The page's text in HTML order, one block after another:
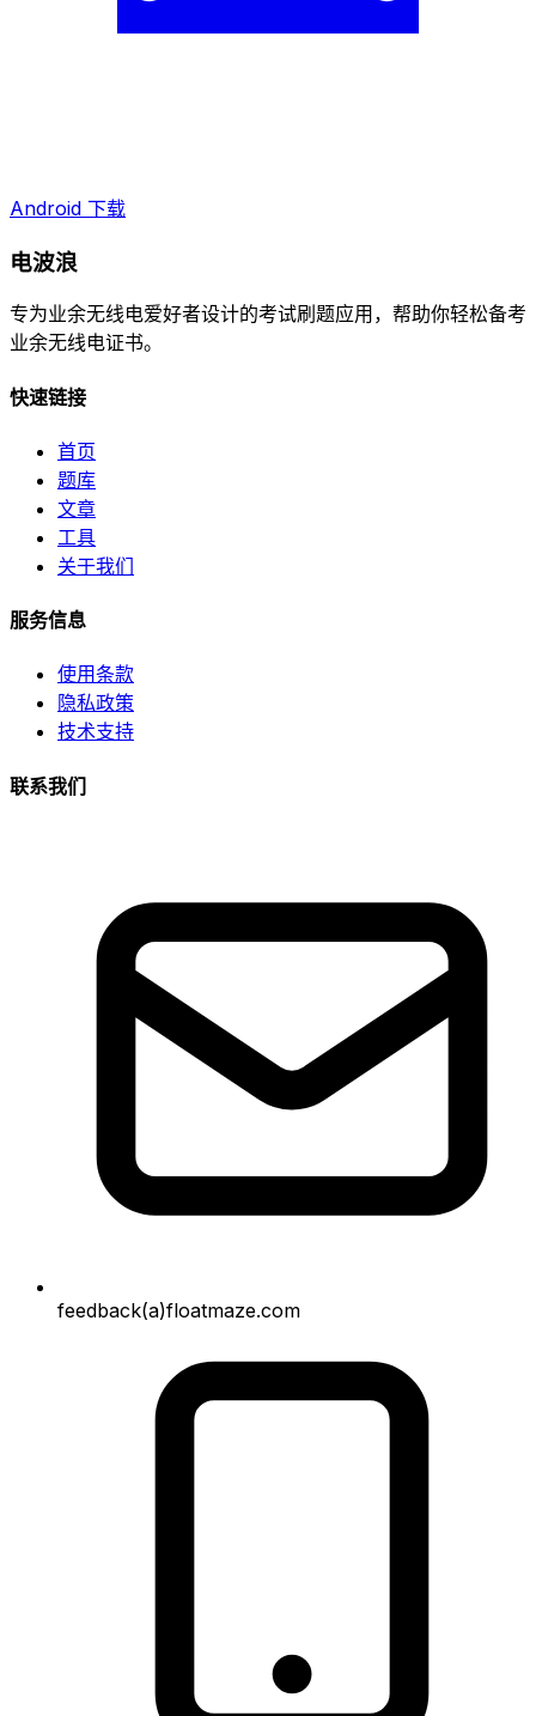
Android 下载
电波浪
专为业余无线电爱好者设计的考试刷题应用，帮助你轻松备考
业余无线电证书。
快速链接
首页
题库
文章
工具
关于我们
服务信息
使用条款
隐私政策
技术支持
联系我们
feedback(a)floatmaze.com